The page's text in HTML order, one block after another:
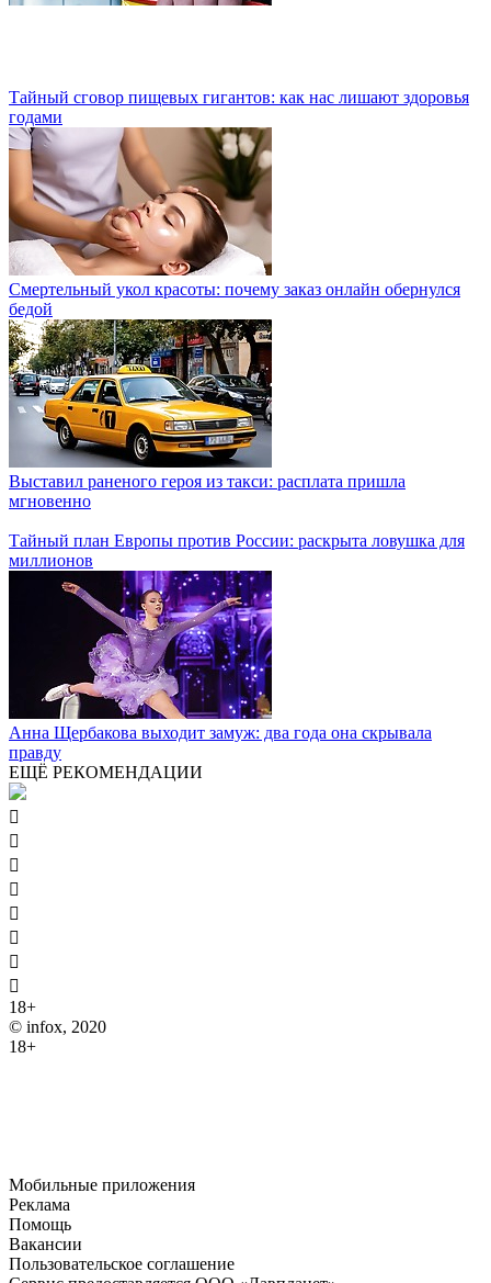
Тайный сговор пищевых гигантов: как нас лишают здоровья
годами
Смертельный укол красоты: почему заказ онлайн обернулся
бедой
Выставил раненого героя из такси: расплата пришла
мгновенно
Тайный план Европы против России: раскрыта ловушка для
миллионов
Анна Щербакова выходит замуж: два года она скрывала
правду
ЕЩЁ РЕКОМЕНДАЦИИ








18+
© infox, 2020
18+
Мобильные приложения
Реклама
Помощь
Вакансии
Пользовательское соглашение